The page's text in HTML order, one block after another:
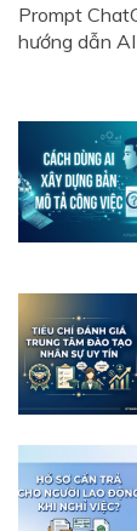
Prompt
hướng dẫn